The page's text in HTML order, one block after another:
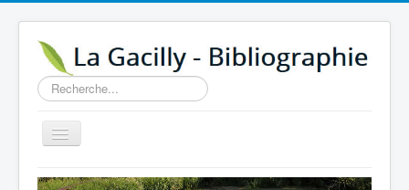
Rechercher
Basculer
la
Accueil